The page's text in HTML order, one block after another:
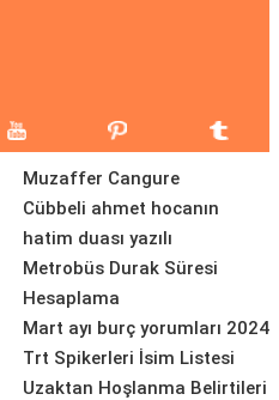
Muzaffer Cangure
Cübbeli ahmet hocanın
hatim duası yazılı
Metrobüs Durak Süresi
Hesaplama
Mart ayı burç yorumları 2024
Trt Spikerleri İsim Listesi
Uzaktan Hoşlanma Belirtileri